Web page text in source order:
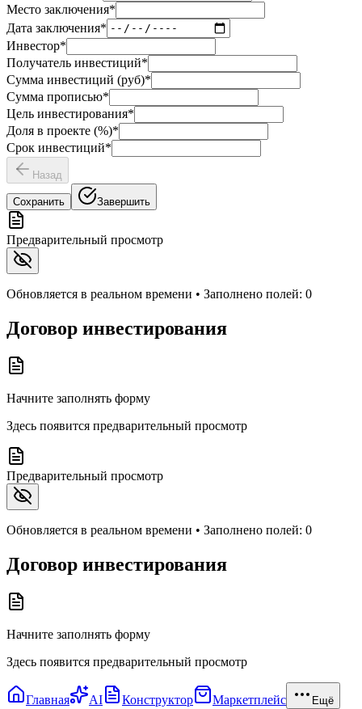
Место заключения*
Дата заключения*
Инвестор*
Получатель инвестиций*
Сумма инвестиций (руб)*
Сумма прописью*
Цель инвестирования*
Доля в проекте (%)*
Срок инвестиций*
Назад
Сохранить Завершить
Предварительный просмотр
Обновляется в реальном времени • Заполнено полей: 0
Договор инвестирования
Начните заполнять форму
Здесь появится предварительный просмотр
Предварительный просмотр
Обновляется в реальном времени • Заполнено полей: 0
Договор инвестирования
Начните заполнять форму
Здесь появится предварительный просмотр
Главная AI Конструктор Маркетплейс Ещё